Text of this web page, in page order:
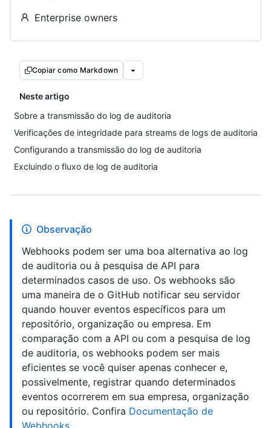
Enterprise owners
Copiar como Markdown
Neste artigo
Sobre a transmissão do log de auditoria
Verificações de integridade para streams de logs de auditoria
Configurando a transmissão do log de auditoria
Excluindo o fluxo de log de auditoria
Observação
Webhooks podem ser uma boa alternativa ao log
de auditoria ou à pesquisa de API para
determinados casos de uso. Os webhooks são
uma maneira de o GitHub notificar seu servidor
quando houver eventos específicos para um
repositório, organização ou empresa. Em
comparação com a API ou com a pesquisa de log
de auditoria, os webhooks podem ser mais
eficientes se você quiser apenas conhecer e,
possivelmente, registrar quando determinados
eventos ocorrerem em sua empresa, organização
ou repositório. Confira Documentação de
Webhooks.